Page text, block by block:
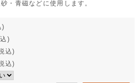
・青磁などに使用します。
)
)
込)
込)